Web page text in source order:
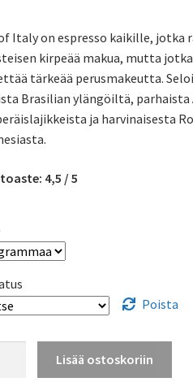
-
40,95 €
Italy on espresso kaikille, jotka
kirpeää makua, mutta
tärkeää perusmakeutta.
Brasilian ylängöiltä,
ja harvinaisesta
4,5 / 5
Poista
Lisää ostoskoriin